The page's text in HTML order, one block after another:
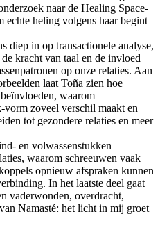
naar de Healing Space-
echte heling volgens haar begint
diep in op transactionele analyse,
kracht van taal en de invloed
op onze relaties. Aan
laat Toña zien hoe
waarom
zoveel verschil maakt en
tot gezondere relaties en meer
en volwassenstukken
waarom schreeuwen vaak
opnieuw afspraken kunnen
In het laatste deel gaat
vaderwonden, overdracht,
Namasté: het licht in mij groet